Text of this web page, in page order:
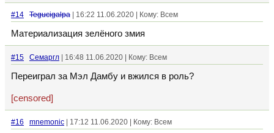
#14 Tegucigalpa | 16:22 11.06.2020 | Кому: Всем
Материализация зелёного змия
#15 Семаргл | 16:48 11.06.2020 | Кому: Всем
Переиграл за Мэл Дамбу и вжился в роль?
[censored]
#16 mnemonic | 17:12 11.06.2020 | Кому: Всем